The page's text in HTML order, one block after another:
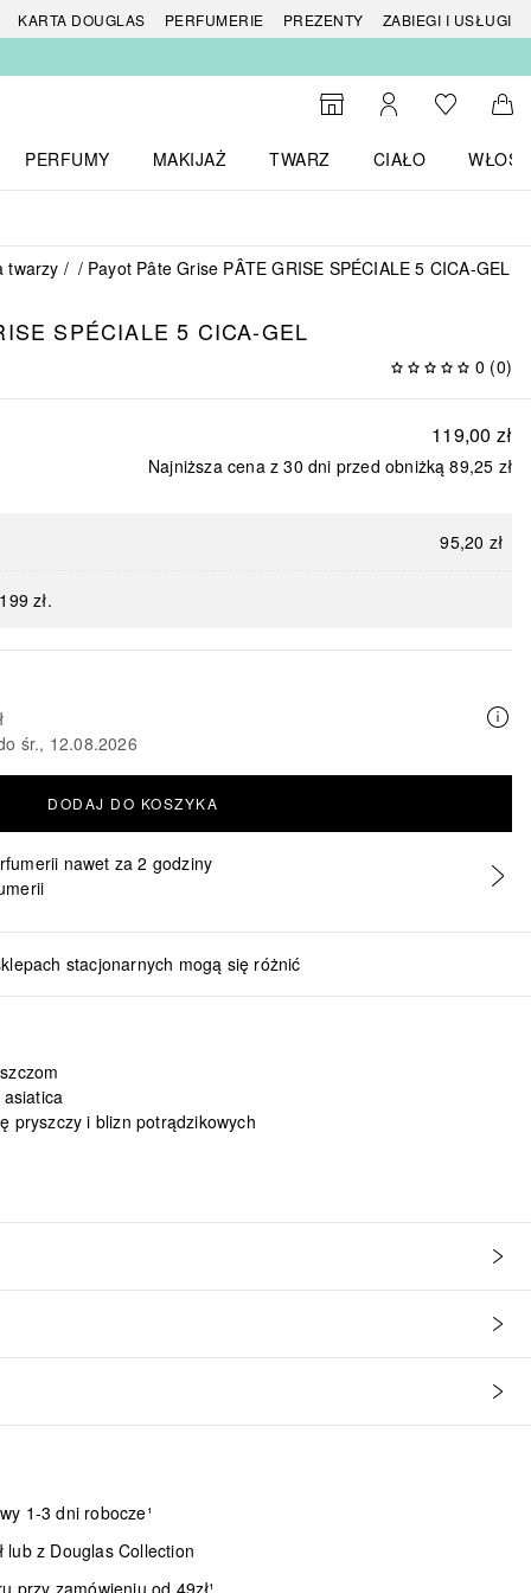
KARTA DOUGLAS PERFUMERIE PREZENTY
ZABIEGI I USŁUGI
Do wyszukiwarki
Moje kontoDo listyDo
PERFUMY
MAKIJAŻ
TWARZ
CIAŁO
WŁOSY
twarzy Payot Pâte Grise PÂTE GRISE SPÉCIALE 5 CICA-GEL
SPÉCIALE 5 CICA-GEL
0 (0)
119,00 zł
Najniższa cena z 30 dni przed obniżką 89,25 zł
95,20 zł
zł.
śr., 12.08.2026
DODAJ DO KOSZYKA
nawet za 2 godziny
stacjonarnych mogą się różnić
pryszczy i blizn potrądzikowych
1-3 dni robocze¹
lub z Douglas Collection
przy zamówieniu od 49zł¹